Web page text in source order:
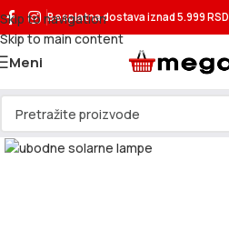
Skip to navigation
Skip to main content
Besplatna dostavaiznad 5.999 RSD
Meni